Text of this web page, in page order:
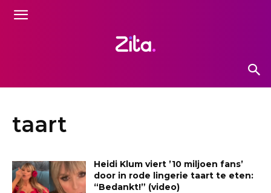
taart
Heidi Klum viert ’10 miljoen fans’
door in rode lingerie taart te eten:
“Bedankt!” (video)